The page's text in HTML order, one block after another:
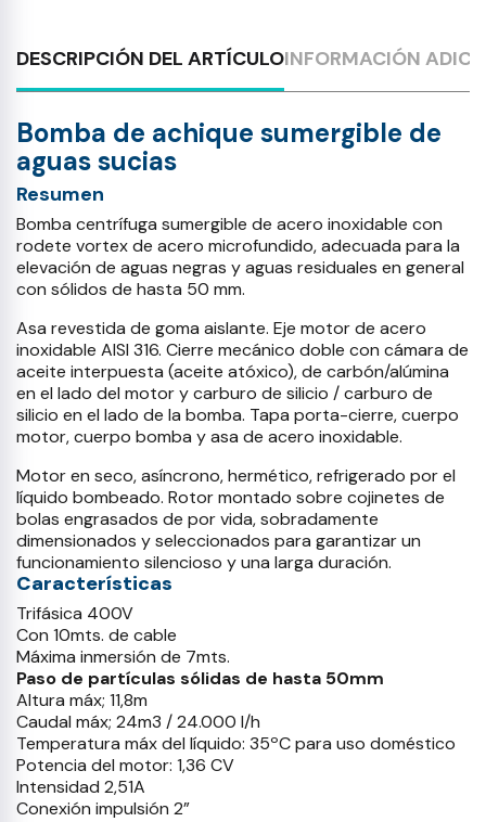
DESCRIPCIÓN DEL ARTÍCULOINFORMACIÓN
Bomba de achique sumergible de
aguas sucias
Resumen
Bomba centrífuga sumergible de acero inoxidable con
rodete vortex de acero microfundido, adecuada para la
elevación de aguas negras y aguas residuales en general
con sólidos de hasta 50 mm.
Asa revestida de goma aislante. Eje motor de acero
inoxidable AISI 316. Cierre mecánico doble con cámara de
aceite interpuesta (aceite atóxico), de carbón/alúmina
en el lado del motor y carburo de silicio / carburo de
silicio en el lado de la bomba. Tapa porta-cierre, cuerpo
motor, cuerpo bomba y asa de acero inoxidable.
Motor en seco, asíncrono, hermético, refrigerado por el
líquido bombeado. Rotor montado sobre cojinetes de
bolas engrasados de por vida, sobradamente
dimensionados y seleccionados para garantizar un
funcionamiento silencioso y una larga duración.
Características
Trifásica 400V
Con 10mts. de cable
Máxima inmersión de 7mts.
Paso de partículas sólidas de hasta 50mm
Altura máx; 11,8m
Caudal máx; 24m3 / 24.000 l/h
Temperatura máx del líquido: 35ºC para uso doméstico
Potencia del motor: 1,36 CV
Intensidad 2,51A
Conexión impulsión 2”